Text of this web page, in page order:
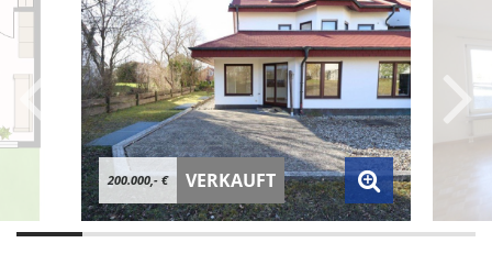
200.000,- € VERKAUFT